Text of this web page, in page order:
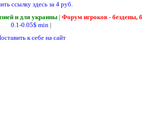
ссылку здесь за 4 руб.
и для украины | Форум игроков - бездепы,
0.1-0.05$ min |
к себе на сайт